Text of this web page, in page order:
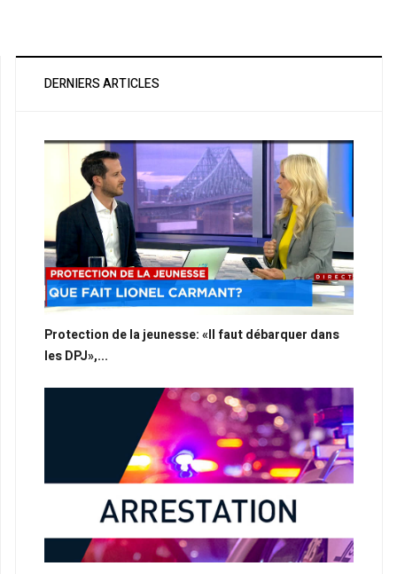
DERNIERS ARTICLES
Protection de la jeunesse: «Il faut débarquer dans
les DPJ»,...